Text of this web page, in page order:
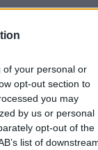
of your personal or
opt-out section to
you may
by us or personal
opt-out of the
list of
101
uzsāks
daudzi